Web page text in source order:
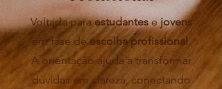
Voltada paraestudantesejovens
em fase deescolha profissional .
A orientação ajuda a transformar
dúvidas em clareza, conectando